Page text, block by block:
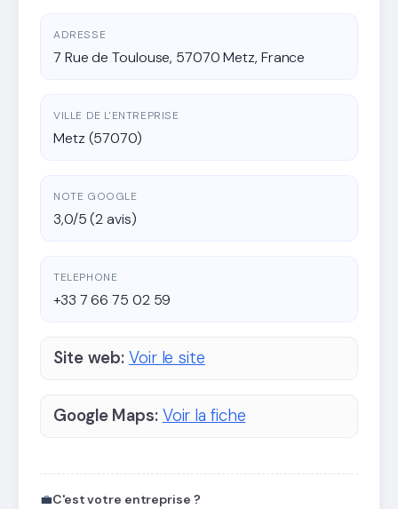
ADRESSE
7 Rue de Toulouse, 57070 Metz, France
VILLE DE L'ENTREPRISE
Metz (57070)
NOTE GOOGLE
3,0/5 (2 avis)
TELEPHONE
+33 7 66 75 02 59
Site web: Voir le site
Google Maps: Voir la fiche
💼C'est votre entreprise ?